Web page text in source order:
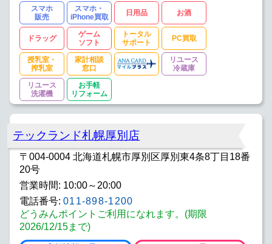
スマホ
販売
スマホ・
iPhone買取
日用品 お酒
ドラッグ
ゲーム
ソフト
トータル
サポート
PC買取
授乳室・
搾乳室
家計相談
窓口
リユース
冷蔵庫
リユース
洗濯機
お手軽
リフォーム
テックランド札幌厚別店
〒004-0004 北海道札幌市厚別区厚別東4条8丁目18番
20号
営業時間: 10:00～20:00
電話番号: 011-898-1200
どうみんポイントご利用になれます。(期限
2026/12/15まで)